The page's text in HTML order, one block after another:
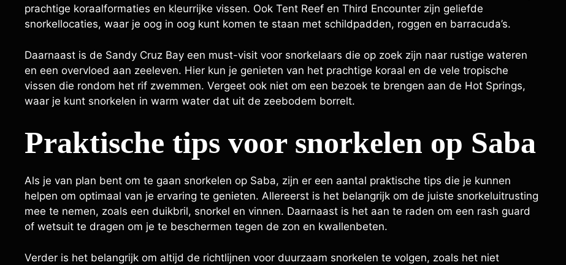
prachtige koraalformaties en kleurrijke vissen. Ook Tent Reef en Third Encounter zijn geliefde
snorkellocaties, waar je oog in oog kunt komen te staan met schildpadden, roggen en barracuda’s.
Daarnaast is de Sandy Cruz Bay een must-visit voor snorkelaars die op zoek zijn naar rustige wateren
en een overvloed aan zeeleven. Hier kun je genieten van het prachtige koraal en de vele tropische
vissen die rondom het rif zwemmen. Vergeet ook niet om een bezoek te brengen aan de Hot Springs,
waar je kunt snorkelen in warm water dat uit de zeebodem borrelt.
Praktische tips voor snorkelen op Saba
Als je van plan bent om te gaan snorkelen op Saba, zijn er een aantal praktische tips die je kunnen
helpen om optimaal van je ervaring te genieten. Allereerst is het belangrijk om de juiste snorkeluitrusting
mee te nemen, zoals een duikbril, snorkel en vinnen. Daarnaast is het aan te raden om een rash guard
of wetsuit te dragen om je te beschermen tegen de zon en kwallenbeten.
Verder is het belangrijk om altijd de richtlijnen voor duurzaam snorkelen te volgen, zoals het niet